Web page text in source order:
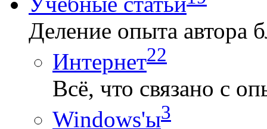
Деление опыта автора
Интернет22
Всё, что связано с
Windows'ы3